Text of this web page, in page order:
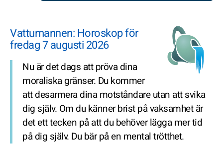
Vattumannen: Horoskop för
fredag 7 augusti 2026
Nu är det dags att pröva dina
moraliska gränser. Du kommer
att desarmera dina motståndare utan att svika
dig själv. Om du känner brist på vaksamhet är
det ett tecken på att du behöver lägga mer tid
på dig själv. Du bär på en mental trötthet.